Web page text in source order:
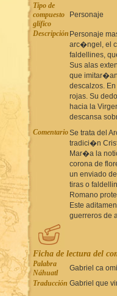
Tipo de
compuesto
glífico
Personaje
Descripción Personaje
arc�ngel, el
faldellines,
Sus alas
que
descalzos.
rojas. Su
hacia la
descansa
ComentarioSe trata del
tradici�n
Mar�a la
corona de
un enviado
tiras o
Romano
Este
guerreros de
Ficha de lectura del
Palabra
Náhuatl
Gabriel ca
Traducción Gabriel que